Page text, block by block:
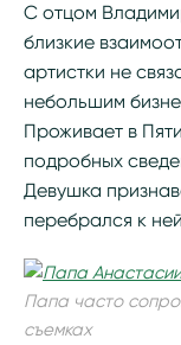
С отцом
близкие
артистки не
небольшим
Проживает в
подробных
Девушка
перебрался к
Папа часто
съемках